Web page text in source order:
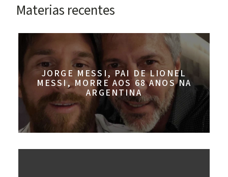
Materias recentes
JORGE MESSI, PAI DE LIONEL
MESSI, MORRE AOS 68 ANOS NA
ARGENTINA